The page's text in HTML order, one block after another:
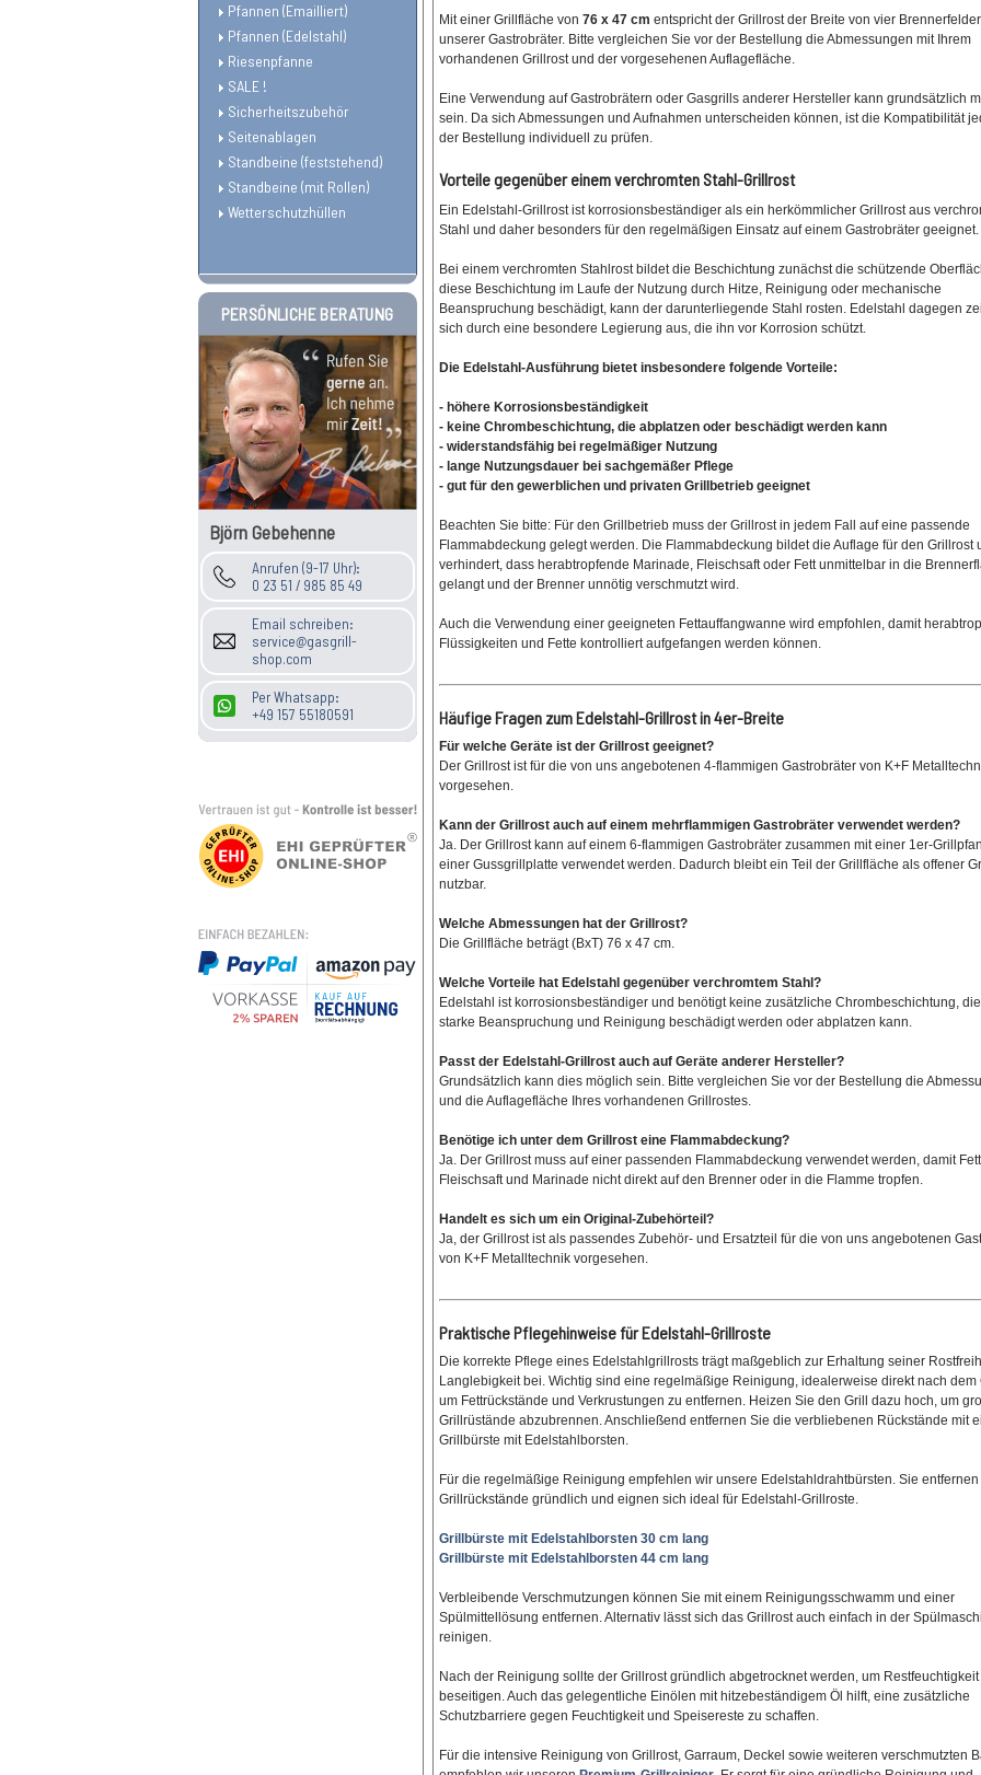
Pfannen (Emailliert)
Pfannen (Edelstahl)
Riesenpfanne
SALE !
Sicherheitszubehör
Seitenablagen
Standbeine (feststehend)
Standbeine (mit Rollen)
Wetterschutzhüllen
PERSÖNLICHE BERATUNG
Björn Gebehenne
Anrufen (9-17 Uhr):
0 23 51 / 985 85 49
Email schreiben:
service@gasgrill-
shop.com
Per Whatsapp:
+49 157 55180591
Mit einer Grillfläche von 76 x 47 cm entspricht der Grillrost der Breite von vier
unserer Gastrobräter. Bitte vergleichen Sie vor der Bestellung die Abmessungen mit Ihrem
vorhandenen Grillrost und der vorgesehenen Auflagefläche.
Eine Verwendung auf Gastrobrätern oder Gasgrills anderer Hersteller kann grundsätzlich
sein. Da sich Abmessungen und Aufnahmen unterscheiden können, ist die Kompatibilität
der Bestellung individuell zu prüfen.
Vorteile gegenüber einem verchromten Stahl-Grillrost
Ein Edelstahl-Grillrost ist korrosionsbeständiger als ein herkömmlicher Grillrost aus
Stahl und daher besonders für den regelmäßigen Einsatz auf einem Gastrobräter geeignet.
Bei einem verchromten Stahlrost bildet die Beschichtung zunächst die schützende
diese Beschichtung im Laufe der Nutzung durch Hitze, Reinigung oder mechanische
Beanspruchung beschädigt, kann der darunterliegende Stahl rosten. Edelstahl dagegen
sich durch eine besondere Legierung aus, die ihn vor Korrosion schützt.
Die Edelstahl-Ausführung bietet insbesondere folgende Vorteile:
- höhere Korrosionsbeständigkeit
- keine Chrombeschichtung, die abplatzen oder beschädigt werden kann
- widerstandsfähig bei regelmäßiger Nutzung
- lange Nutzungsdauer bei sachgemäßer Pflege
- gut für den gewerblichen und privaten Grillbetrieb geeignet
Beachten Sie bitte:Für den Grillbetrieb muss der Grillrost in jedem Fall auf eine passende
Flammabdeckung gelegt werden. Die Flammabdeckung bildet die Auflage für den Grillrost
verhindert, dass herabtropfende Marinade, Fleischsaft oder Fett unmittelbar in die
gelangt und der Brenner unnötig verschmutzt wird.
Auch die Verwendung einer geeigneten Fettauffangwanne wird empfohlen, damit
Flüssigkeiten und Fette kontrolliert aufgefangen werden können.
Häufige Fragen zum Edelstahl-Grillrost in 4er-Breite
Für welche Geräte ist der Grillrost geeignet?
Der Grillrost ist für die von uns angebotenen 4-flammigen Gastrobräter von K+F
vorgesehen.
Kann der Grillrost auch auf einem mehrflammigen Gastrobräter verwendet werden?
Ja. Der Grillrost kann auf einem 6-flammigen Gastrobräter zusammen mit einer 1er-
einer Gussgrillplatte verwendet werden. Dadurch bleibt ein Teil der Grillfläche als offener
nutzbar.
Welche Abmessungen hat der Grillrost?
Die Grillfläche beträgt (BxT) 76 x 47 cm.
Welche Vorteile hat Edelstahl gegenüber verchromtem Stahl?
Edelstahl ist korrosionsbeständiger und benötigt keine zusätzliche Chrombeschichtung,
starke Beanspruchung und Reinigung beschädigt werden oder abplatzen kann.
Passt der Edelstahl-Grillrost auch auf Geräte anderer Hersteller?
Grundsätzlich kann dies möglich sein. Bitte vergleichen Sie vor der Bestellung die
und die Auflagefläche Ihres vorhandenen Grillrostes.
Benötige ich unter dem Grillrost eine Flammabdeckung?
Ja. Der Grillrost muss auf einer passenden Flammabdeckung verwendet werden, damit
Fleischsaft und Marinade nicht direkt auf den Brenner oder in die Flamme tropfen.
Handelt es sich um ein Original-Zubehörteil?
Ja, der Grillrost ist als passendes Zubehör- und Ersatzteil für die von uns angebotenen
von K+F Metalltechnik vorgesehen.
Praktische Pflegehinweise für Edelstahl-Grillroste
Die korrekte Pflege eines Edelstahlgrillrosts trägt maßgeblich zur Erhaltung seiner
Langlebigkeit bei. Wichtig sind eine regelmäßige Reinigung, idealerweise direkt nach dem
um Fettrückstände und Verkrustungen zu entfernen. Heizen Sie den Grill dazu hoch, um
Grillrüstände abzubrennen. Anschließend entfernen Sie die verbliebenen Rückstände mit
Grillbürste mit Edelstahlborsten.
Für die regelmäßige Reinigung empfehlen wir unsere Edelstahldrahtbürsten. Sie entfernen
Grillrückstände gründlich und eignen sich ideal für Edelstahl-Grillroste.
Grillbürste mit Edelstahlborsten 30 cm lang
Grillbürste mit Edelstahlborsten 44 cm lang
Verbleibende Verschmutzungen können Sie mit einem Reinigungsschwamm und einer
Spülmittellösung entfernen. Alternativ lässt sich das Grillrost auch einfach in der
reinigen.
Nach der Reinigung sollte der Grillrost gründlich abgetrocknet werden, um Restfeuchtigkeit
beseitigen. Auch das gelegentliche Einölen mit hitzebeständigem Öl hilft, eine zusätzliche
Schutzbarriere gegen Feuchtigkeit und Speisereste zu schaffen.
Für die intensive Reinigung von Grillrost, Garraum, Deckel sowie weiteren verschmutzten